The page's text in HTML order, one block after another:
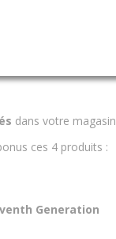
dans votre magasin
ces 4 produits :
Generation